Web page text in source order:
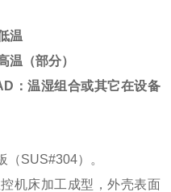
温
温 （部分）
：温湿组合或其它在设备
（SUS#304） 。
机床加工成型，外壳表面